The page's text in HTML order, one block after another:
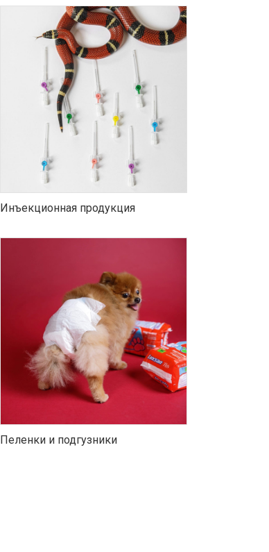
Инъекционная продукция
Пеленки и подгузники